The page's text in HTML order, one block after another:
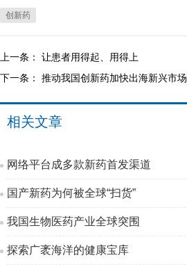
创新药
上一条： 让患者用得起、用得上
下一条： 推动我国创新药加快出海新兴市场
相关文章
网络平台成多款新药首发渠道
国产新药为何被全球“扫货”
我国生物医药产业全球突围
探索广袤海洋的健康宝库